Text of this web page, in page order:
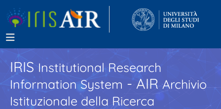
IRISInstitutional Research
Information System - AIR Archivio
Istituzionale della Ricerca